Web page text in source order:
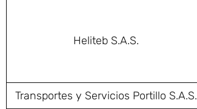
Heliteb S.A.S.
Transportes y Servicios Portillo S.A.S.